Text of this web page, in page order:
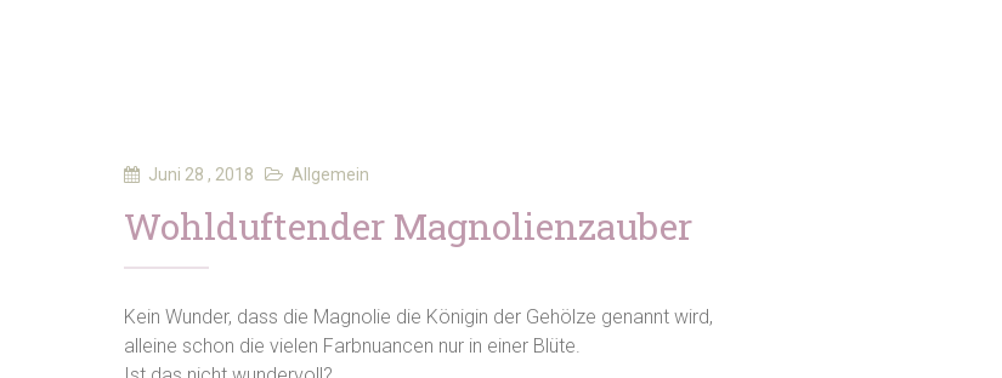
Juni 28 , 2018 Allgemein
Wohlduftender Magnolienzauber
Kein Wunder, dass die Magnolie die Königin der Gehölze genannt wird,
alleine schon die vielen Farbnuancen nur in einer Blüte.